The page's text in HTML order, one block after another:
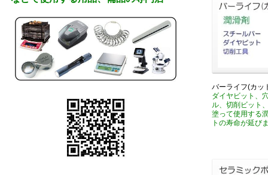
バーライフ(カッ
ダイヤビット、
ル、切削ビット
塗って使用する
トの寿命が延び